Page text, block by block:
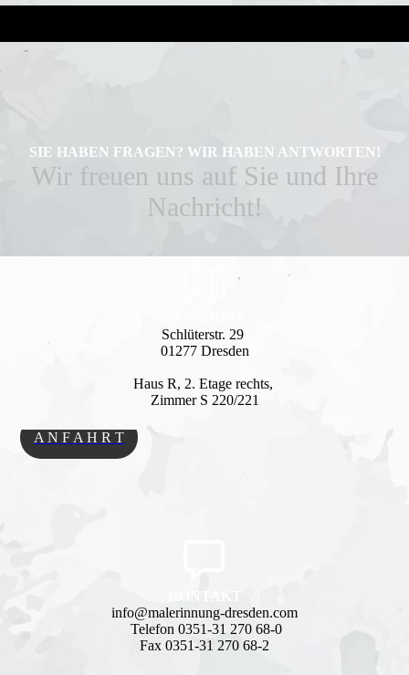
SIE HABEN FRAGEN? WIR HABEN ANTWORTEN!
Wir freuen uns auf Sie und Ihre
Nachricht!
Schlüterstr. 29
01277 Dresden
Haus R, 2. Etage rechts,
Zimmer S 220/221
A N F A H R T
info@malerinnung-dresden.com
Telefon 0351-31 270 68-0
Fax 0351-31 270 68-2